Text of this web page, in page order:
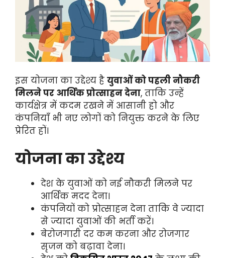
इस योजना का उद्देश्य है युवाओं को पहली नौकरी
मिलने पर आर्थिक प्रोत्साहन देना, ताकि उन्हें
कार्यक्षेत्र में कदम रखने में आसानी हो और
कंपनियाँ भी नए लोगों को नियुक्त करने के लिए
प्रेरित हों।
योजना का उद्देश्य
देश के युवाओं को नई नौकरी मिलने पर
आर्थिक मदद देना।
कंपनियों को प्रोत्साहन देना ताकि वे ज्यादा
से ज्यादा युवाओं की भर्ती करें।
बेरोजगारी दर कम करना और रोजगार
सृजन को बढ़ावा देना।